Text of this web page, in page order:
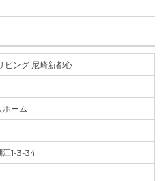
ビング 尼崎新都心
ホーム
江1-3-34